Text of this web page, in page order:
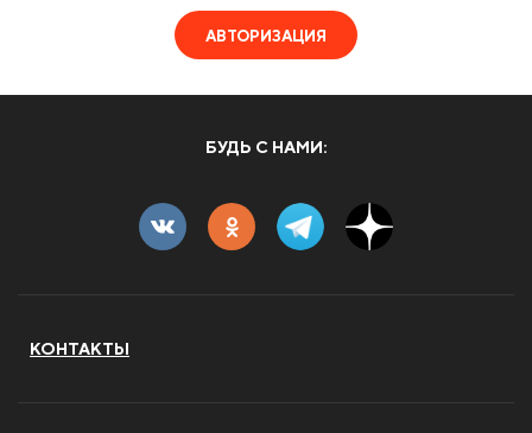
АВТОРИЗАЦИЯ
БУДЬ С НАМИ:
КОНТАКТЫ